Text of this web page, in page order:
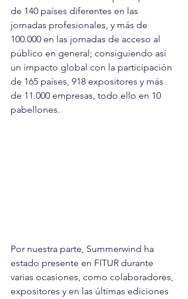
de 140 países diferentes en las
jornadas profesionales, y más de
100.000 en las jornadas de acceso al
público en general; consiguiendo así
un impacto global con la participación
de 165 países, 918 expositores y más
de 11.000 empresas, todo ello en 10
pabellones.
Por nuestra parte, Summerwind ha
estado presente en FITUR durante
varias ocasiones, como colaboradores,
expositores y en las últimas ediciones